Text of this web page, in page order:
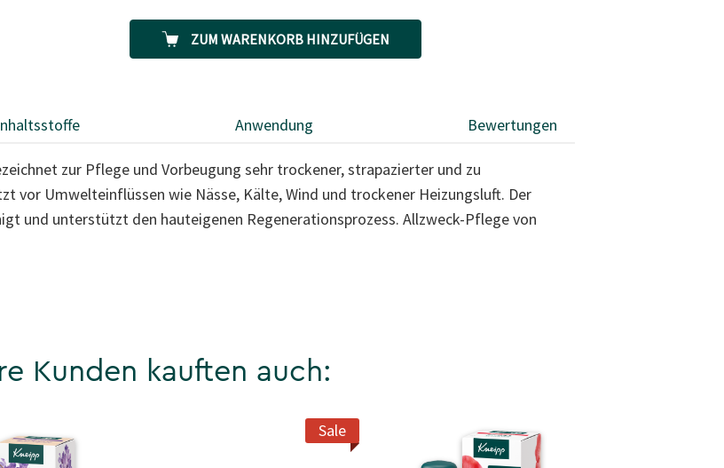
ZUM WARENKORB HINZUFÜGEN
Anwendung Bewertungen
zur Pflege und Vorbeugung sehr trockener, strapazierter und zu
vor Umwelteinflüssen wie Nässe, Kälte, Wind und trockener Heizungsluft. Der
und unterstützt den hauteigenen Regenerationsprozess. Allzweck-Pflege von
Kunden kauften auch:
Sale